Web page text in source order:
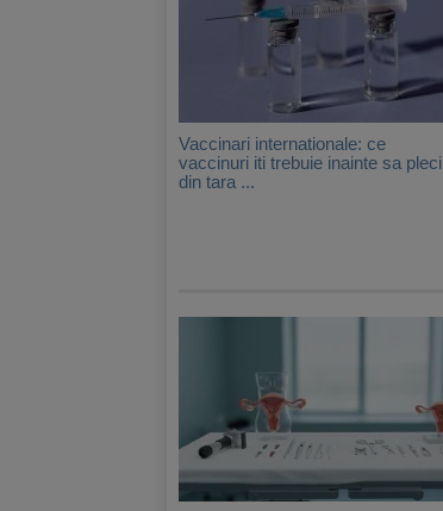
Vaccinari internationale: ce
vaccinuri iti trebuie inainte sa pleci
din tara ...